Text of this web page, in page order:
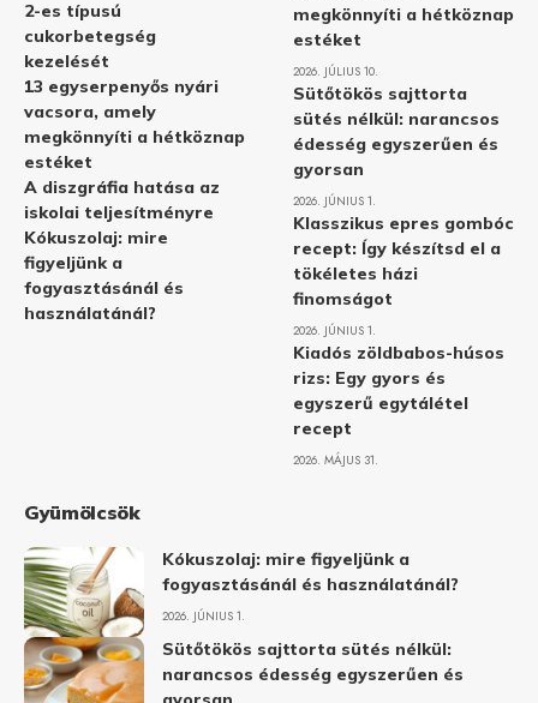
2-es típusú
cukorbetegség
kezelését
13 egyserpenyős nyári
vacsora, amely
megkönnyíti a hétköznap
estéket
A diszgráfia hatása az
iskolai teljesítményre
Kókuszolaj: mire
figyeljünk a
fogyasztásánál és
használatánál?
megkönnyíti a hétköznap
estéket
2026. JÚLIUS 10.
Sütőtökös sajttorta
sütés nélkül: narancsos
édesség egyszerűen és
gyorsan
2026. JÚNIUS 1.
Klasszikus epres gombóc
recept: Így készítsd el a
tökéletes házi
finomságot
2026. JÚNIUS 1.
Kiadós zöldbabos-húsos
rizs: Egy gyors és
egyszerű egytálétel
recept
2026. MÁJUS 31.
Gyümölcsök
Kókuszolaj: mire figyeljünk a
fogyasztásánál és használatánál?
2026. JÚNIUS 1.
Sütőtökös sajttorta sütés nélkül:
narancsos édesség egyszerűen és